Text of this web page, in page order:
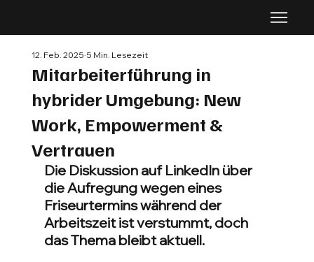
Mitarbeiterführung in
hybrider Umgebung: New
Work, Empowerment &
Vertrauen
12. Feb. 2025 5 Min. Lesezeit
Die Diskussion auf LinkedIn über
die Aufregung wegen eines
Friseurtermins während der
Arbeitszeit ist verstummt, doch
das Thema bleibt aktuell.